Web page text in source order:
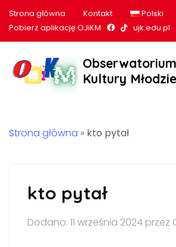
Strona główna Kontakt Polski
Pobierz aplikację OJiKM
Nasz profil na
Nasz profil
ujk.edu.pl
Kultury
Strona główna » kto pytał
kto pytał
Dodano: 11 września 2024 przez